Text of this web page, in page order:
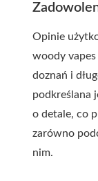
Opinie
woody
doznań i
podkreślana
o detale, co
zarówno
nim.